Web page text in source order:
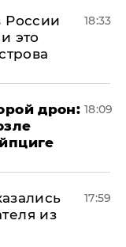
России
это
18:33
дрон: 18:09
из
17:59